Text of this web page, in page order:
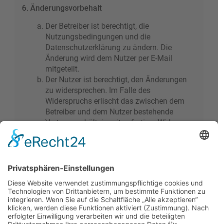
6. Änderungsvorbehalt
Der Betreiber ist berechtigt, die
Nutzungsbedingungen und die
Datenschutzerklärung zu ändern. Die
Änderung wird dem Nutzer per E-Mail
mitgeteilt.
Der Nutzer ist berechtigt, den Änderungen
zu widersprechen. Im Falle des
Widerspruchs erlischt das zwischen dem
Betreiber und dem Nutzer bestehende
Vertragsverhältnis mit sofortiger Wirkung.
verbindlich, wenn der Nutzer den
Informationen über den Umgang mit deinen
persönlichen Daten sind in der
Datenschutzerklärung enthalten.